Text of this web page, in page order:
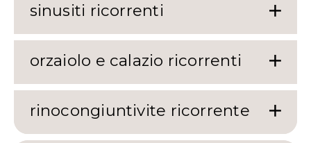
sinusiti ricorrenti
orzaiolo e calazio ricorrenti
rinocongiuntivite ricorrente